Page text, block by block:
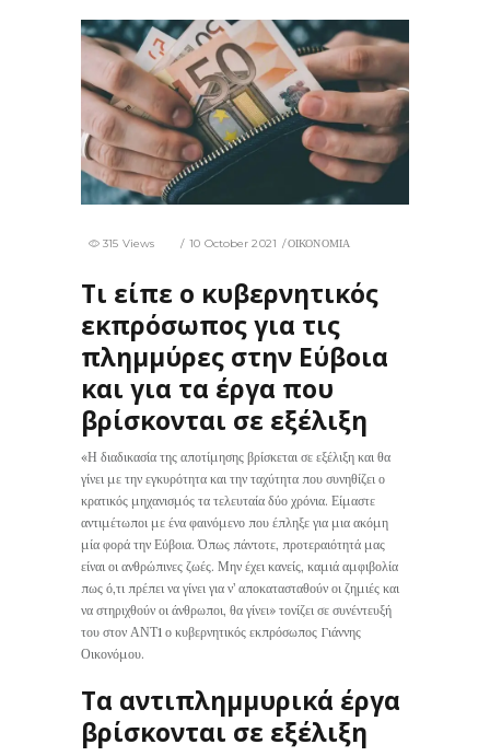
10 October 2021 ΟΙΚΟΝΟΜΙΑ
315 Views
Τι είπε ο κυβερνητικός
εκπρόσωπος για τις
πλημμύρες στην Εύβοια
και για τα έργα που
βρίσκονται σε εξέλιξη
«Η διαδικασία της αποτίμησης βρίσκεται σε εξέλιξη και θα
γίνει με την εγκυρότητα και την ταχύτητα που συνηθίζει ο
κρατικός μηχανισμός τα τελευταία δύο χρόνια. Είμαστε
αντιμέτωποι με ένα φαινόμενο που έπληξε για μια ακόμη
μία φορά την Εύβοια. Όπως πάντοτε, προτεραιότητά μας
είναι οι ανθρώπινες ζωές. Μην έχει κανείς, καμιά αμφιβολία
πως ό,τι πρέπει να γίνει για ν’ αποκατασταθούν οι ζημιές και
να στηριχθούν οι άνθρωποι, θα γίνει» τονίζει σε συνέντευξή
του στον ΑΝΤ1 ο κυβερνητικός εκπρόσωπος Γιάννης
Οικονόμου.
Τα αντιπλημμυρικά έργα
βρίσκονται σε εξέλιξη